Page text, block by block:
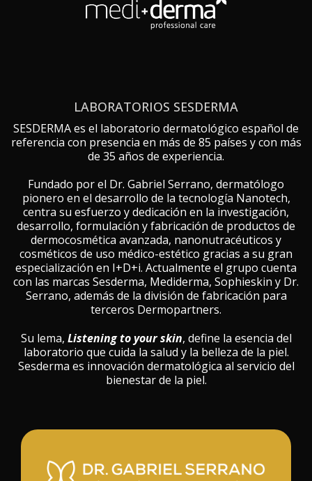
LABORATORIOS SESDERMA
SESDERMA es el laboratorio dermatológico español de
referencia con presencia en más de 85 países y con más
de 35 años de experiencia.
Fundado por el Dr. Gabriel Serrano, dermatólogo
pionero en el desarrollo de la tecnología Nanotech,
centra su esfuerzo y dedicación en la investigación,
desarrollo, formulación y fabricación de productos de
dermocosmética avanzada, nanonutracéuticos y
cosméticos de uso médico-estético gracias a su gran
especialización en I+D+i. Actualmente el grupo cuenta
con las marcas Sesderma, Mediderma, Sophieskin y Dr.
Serrano, además de la división de fabricación para
terceros Dermopartners.
Su lema, Listening to your skin, define la esencia del
laboratorio que cuida la salud y la belleza de la piel.
Sesderma es innovación dermatológica al servicio del
bienestar de la piel.